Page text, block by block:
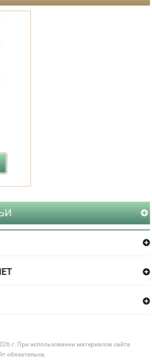
г. При использовании материалов сайта
обязательна.